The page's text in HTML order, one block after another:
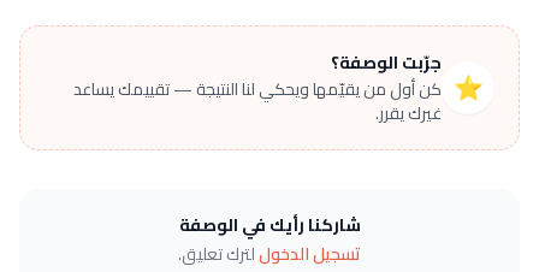
⭐
جرّبت الوصفة؟
كن أول من يقيّمها ويحكي لنا النتيجة — تقييمك يساعد
غيرك يقرر.
شاركنا رأيك في الوصفة
تسجيل الدخوللترك تعليق.